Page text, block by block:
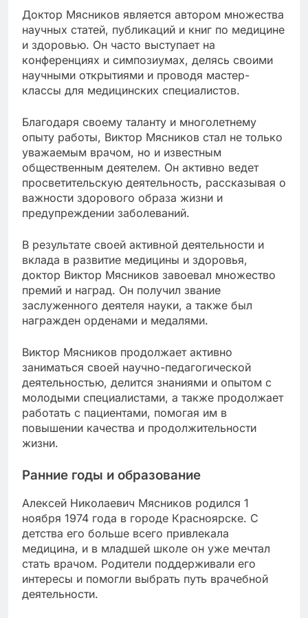
Доктор Мясников является автором множества
научных статей, публикаций и книг по медицине
и здоровью. Он часто выступает на
конференциях и симпозиумах, делясь своими
научными открытиями и проводя мастер-
классы для медицинских специалистов.
Благодаря своему таланту и многолетнему
опыту работы, Виктор Мясников стал не только
уважаемым врачом, но и известным
общественным деятелем. Он активно ведет
просветительскую деятельность, рассказывая о
важности здорового образа жизни и
предупреждении заболеваний.
В результате своей активной деятельности и
вклада в развитие медицины и здоровья,
доктор Виктор Мясников завоевал множество
премий и наград. Он получил звание
заслуженного деятеля науки, а также был
награжден орденами и медалями.
Виктор Мясников продолжает активно
заниматься своей научно-педагогической
деятельностью, делится знаниями и опытом с
молодыми специалистами, а также продолжает
работать с пациентами, помогая им в
повышении качества и продолжительности
жизни.
Ранние годы и образование
Алексей Николаевич Мясников родился 1
ноября 1974 года в городе Красноярске. С
детства его больше всего привлекала
медицина, и в младшей школе он уже мечтал
стать врачом. Родители поддерживали его
интересы и помогли выбрать путь врачебной
деятельности.